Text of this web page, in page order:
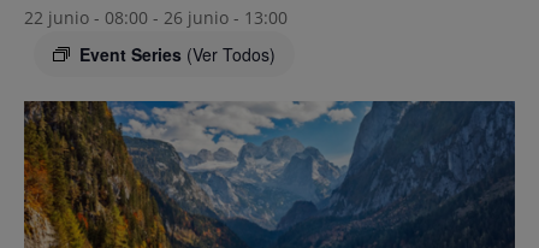
22 junio - 08:00 - 26 junio - 13:00
Event Series (Ver Todos)